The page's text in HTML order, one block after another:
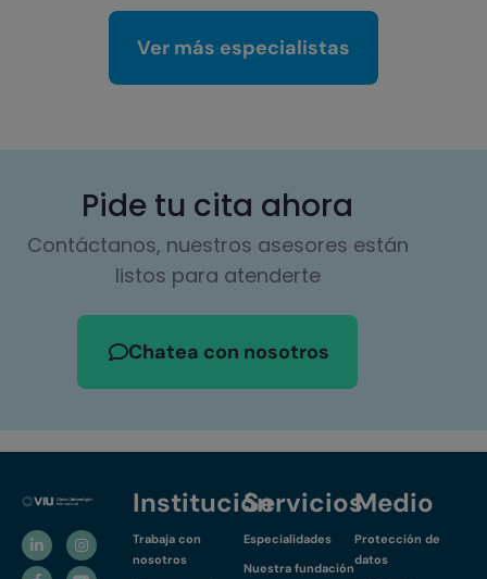
Ver más especialistas
Pide tu cita ahora
Contáctanos, nuestros asesores están
listos para atenderte
Chatea con nosotros
Institución
Trabaja con
nosotros
Servicios
Especialidades
Nuestra fundación
Medio
Protección de
datos